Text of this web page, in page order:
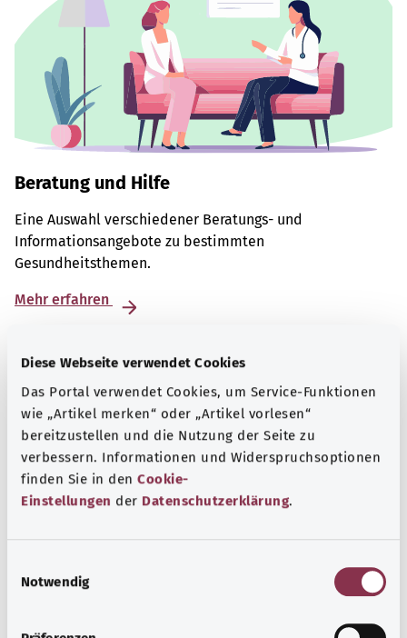
Diese Webseite verwendet Cookies
Das Portal verwendet Cookies, um Service-Funktionen
wie „Artikel merken“ oder „Artikel vorlesen“
bereitzustellen und die Nutzung der Seite zu
verbessern. Informationen und Widerspruchsoptionen
finden Sie in den Cookie-
Einstellungen der Datenschutzerklärung.
Notwendig
Beratung und Hilfe
Eine Auswahl verschiedener Beratungs- und
Informationsangebote zu bestimmten
Gesundheitsthemen.
Mehr erfahren
Nummern für den Notfall
Erfahren Sie hier, welche Notrufe und Beratungstelefone